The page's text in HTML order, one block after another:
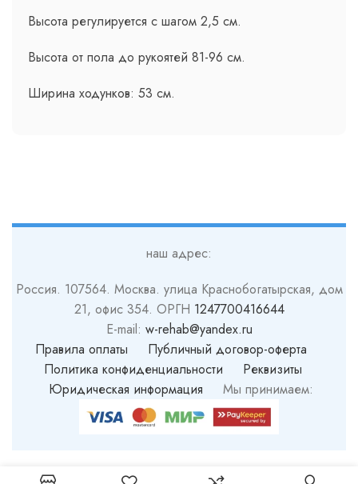
Высота регулируется с шагом 2,5 см.
Высота от пола до рукоятей 81-96 см.
Ширина ходунков: 53 см.
наш адрес:
Россия. 107564. Москва. улица Краснобогатырская, дом
21, офис 354. ОРГН 1247700416644
E-mail: w-rehab@yandex.ru
Правила оплаты
Публичный договор-оферта
Политика конфиденциальности
Реквизиты
Юридическая информация Мы принимаем: